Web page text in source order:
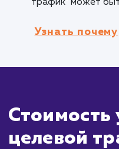
конкуренцией:
Кому не